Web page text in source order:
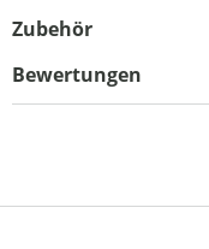
Zubehör
Bewertungen